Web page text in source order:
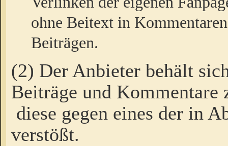
ohne Beitext in
Beiträgen.
(2) Der Anbieter behält
Beiträge und Kommentare
diese gegen eines der in
verstößt.